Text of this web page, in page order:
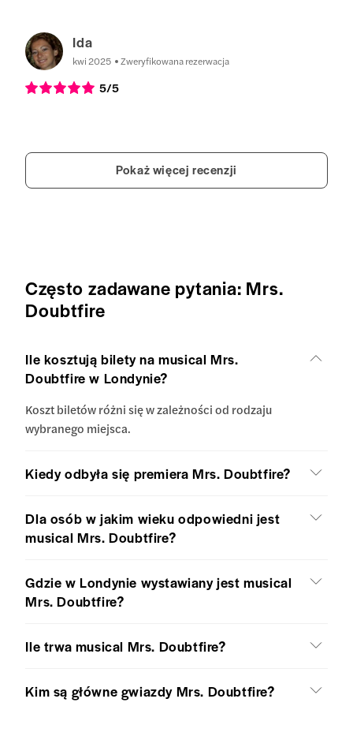
Ida
kwi 2025 Zweryfikowana rezerwacja
5/5
Pokaż więcej recenzji
Często zadawane pytania: Mrs.
Doubtfire
Ile kosztują bilety na musical Mrs.
Doubtfire w Londynie?
Koszt biletów różni się w zależności od rodzaju
wybranego miejsca.
Kiedy odbyła się premiera Mrs. Doubtfire?
Dla osób w jakim wieku odpowiedni jest
musical Mrs. Doubtfire?
Gdzie w Londynie wystawiany jest musical
Mrs. Doubtfire?
Ile trwa musical Mrs. Doubtfire?
Kim są główne gwiazdy Mrs. Doubtfire?